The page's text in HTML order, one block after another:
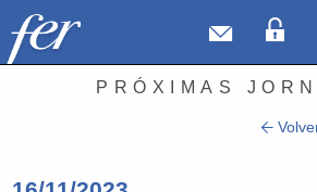
Correo
PRÓXIMAS